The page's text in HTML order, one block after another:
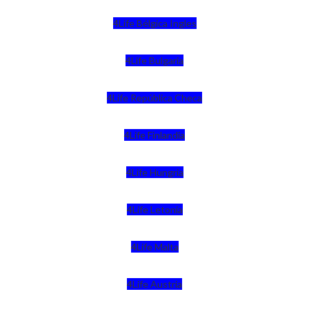
4Life Bélgica Ingles
4Life Bulgaria
4Life República Checa
4Life Finlandia
4Life Hungria
4Life Letonia
4Life Malta
4Life Austria